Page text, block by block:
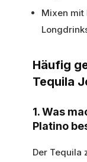
Mixen mit
Häufig
Tequila
1. Was
Platino
Der Tequila